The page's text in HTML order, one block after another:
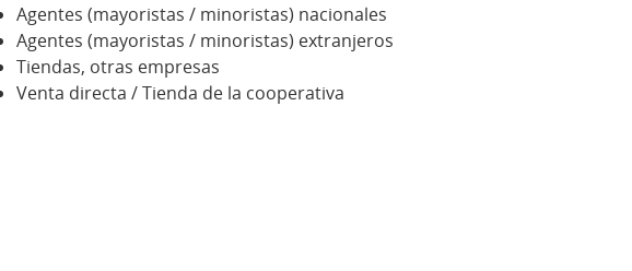
Agentes (mayoristas / minoristas) nacionales
Agentes (mayoristas / minoristas) extranjeros
Tiendas, otras empresas
Venta directa / Tienda de la cooperativa